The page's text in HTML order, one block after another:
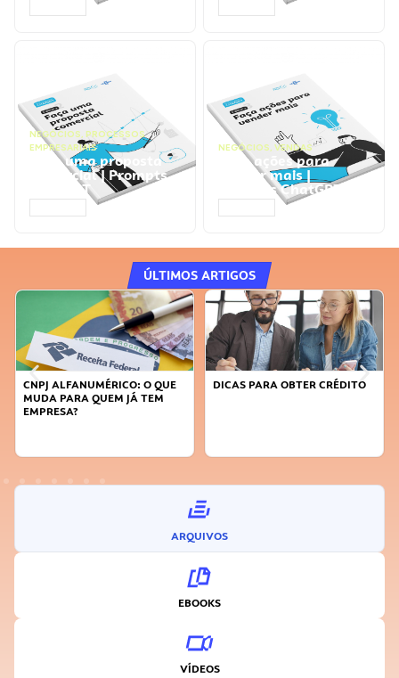
NEGÓCIOS, PROCESSOS
EMPRESARIAIS
Faça uma proposta
comercial | Prompts
ChatGPT
NEGÓCIOS, VENDAS
Faça ações para
vender mais |
Prompts ChatGPT
ÚLTIMOS ARTIGOS
DICAS PARA OBTER CRÉDITO
FAÇA A DIFERENÇA: SEJA
ARQUIVOS
EBOOKS
VÍDEOS